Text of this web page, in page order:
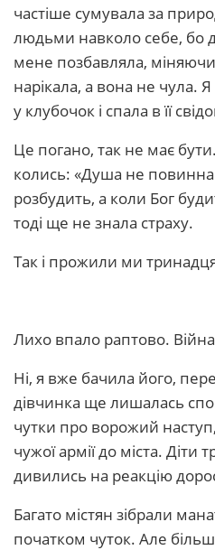
частіше сумувала за
людьми навколо себе, бо
мене позбавляла,
нарікала, а вона не чула.
у клубочок і спала в її
Це погано, так не має
колись: «Душа не повинна
розбудить, а коли Бог
тоді ще не знала страху.
Так і прожили ми
Лихо впало раптово.
Ні, я вже бачила його,
дівчинка ще лишалась
чутки про ворожий
чужої армії до міста. Діти
дивились на реакцію
Багато містян зібрали
початком чуток. Але